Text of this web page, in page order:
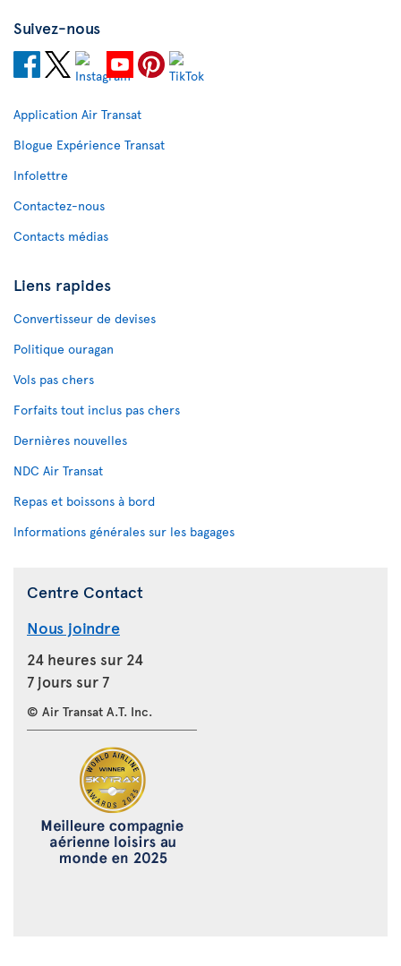
Suivez-nous
Application Air Transat
Blogue Expérience Transat
Infolettre
Contactez-nous
Contacts médias
Liens rapides
Convertisseur de devises
Politique ouragan
Vols pas chers
Forfaits tout inclus pas chers
Dernières nouvelles
NDC Air Transat
Repas et boissons à bord
Informations générales sur les bagages
Centre Contact
Nous joindre
24 heures sur 24
7 jours sur 7
© Air Transat A.T. Inc.